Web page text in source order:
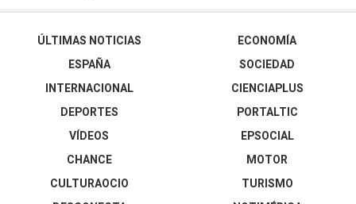
ÚLTIMAS NOTICIAS
ESPAÑA
INTERNACIONAL
DEPORTES
VÍDEOS
ECONOMÍA
SOCIEDAD
CIENCIAPLUS
PORTALTIC
EPSOCIAL
CHANCE
CULTURAOCIO
MOTOR
TURISMO